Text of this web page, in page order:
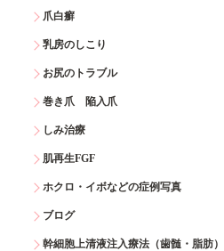
爪白癬
乳房のしこり
お尻のトラブル
巻き爪 陥入爪
しみ治療
肌再生FGF
ホクロ・イボなどの症例写真
ブログ
幹細胞上清液注入療法（歯髄・脂肪）